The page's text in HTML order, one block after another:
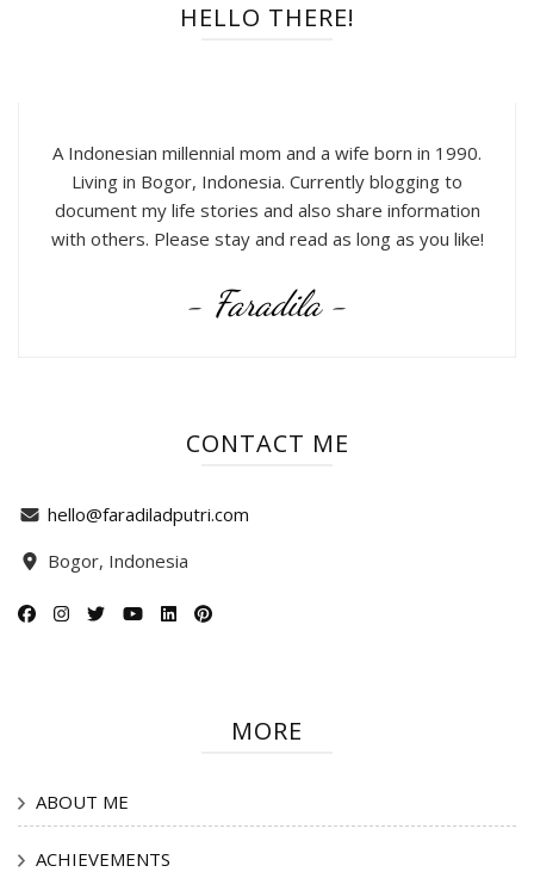
HELLO THERE!
A Indonesian millennial mom and a wife born in 1990.
Living in Bogor, Indonesia. Currently blogging to
document my life stories and also share information
with others. Please stay and read as long as you like!
- Faradila -
CONTACT ME
hello@faradiladputri.com
Bogor, Indonesia
MORE
ABOUT ME
ACHIEVEMENTS